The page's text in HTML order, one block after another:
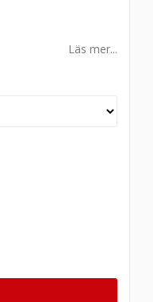
Läs mer...